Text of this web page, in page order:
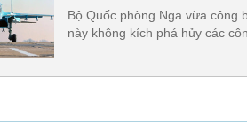
Bộ Quốc phòng Nga vừa công
này không kích phá hủy các